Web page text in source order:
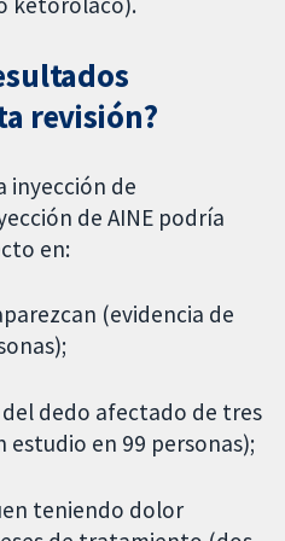
revisión?
inyección de
de AINE podría
en:
(evidencia de
dedo afectado de tres
estudio en 99 personas);
teniendo dolor